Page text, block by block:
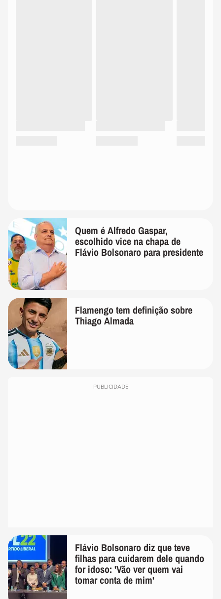
Quem é Alfredo Gaspar,
escolhido vice na chapa de
Flávio Bolsonaro para presidente
Flamengo tem definição sobre
Thiago Almada
PUBLICIDADE
Flávio Bolsonaro diz que teve
filhas para cuidarem dele quando
for idoso: 'Vão ver quem vai
tomar conta de mim'